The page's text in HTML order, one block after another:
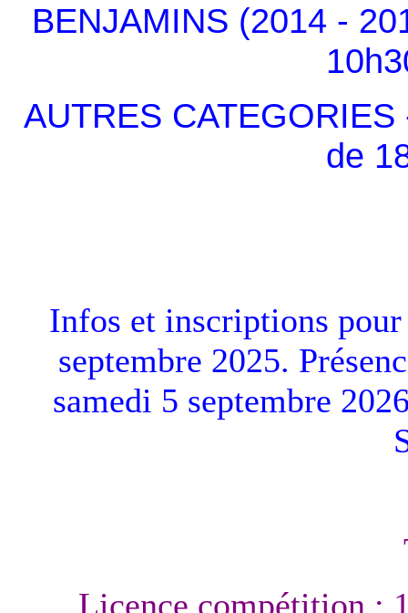
BENJAMINS (2014 -
AUTRES
de
Infos et inscriptions
septembre 2025.
samedi 5 septembre
Licence compétition :